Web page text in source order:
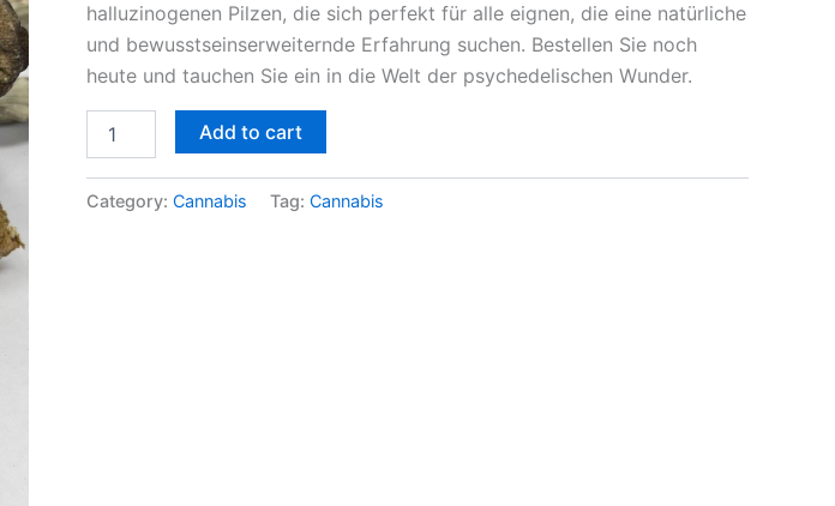
halluzinogenen Pilzen, die sich perfekt für alle eignen, die eine natürliche
und bewusstseinserweiternde Erfahrung suchen. Bestellen Sie noch
heute und tauchen Sie ein in die Welt der psychedelischen Wunder.
Add to cart
Category: Cannabis Tag: Cannabis